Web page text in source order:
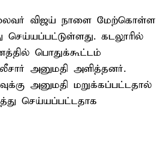
விஜய் நாளை மேற்கொள்ள
செய்யப்பட்டுள்ளது. கடலூரில்
பொதுக்கூட்டம்
அனுமதி அளித்தனர்.
அனுமதி மறுக்கப்பட்டதால்
செய்யப்பட்டதாக